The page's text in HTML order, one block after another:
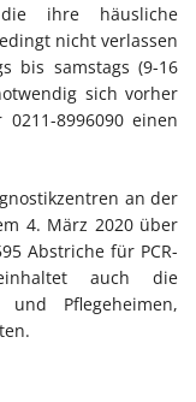
ihre häusliche
nicht verlassen
bis samstags (9-16
sich vorher
8996090 einen
an der
4. März 2020 über
Abstriche für PCR-
auch die
Pflegeheimen,